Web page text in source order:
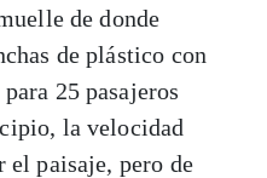
de donde
de plástico con
25 pasajeros
la velocidad
el paisaje, pero de